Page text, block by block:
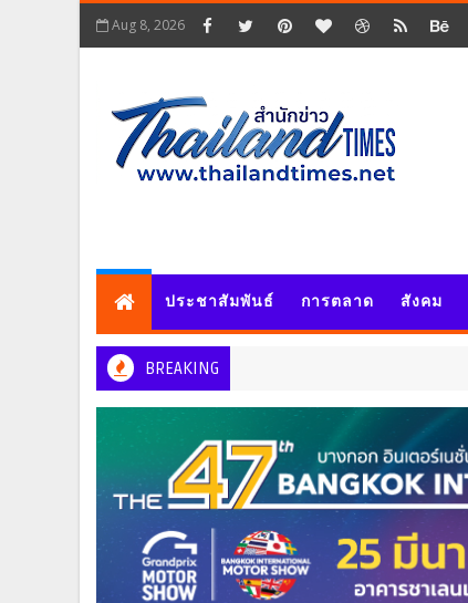
Aug 8, 2026
ประชาสัมพันธ์ การตลาด สังคม
BREAKING